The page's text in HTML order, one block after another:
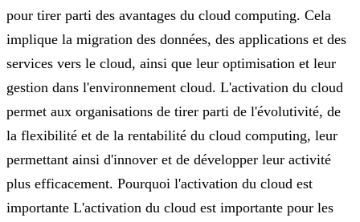
pour tirer parti des avantages du cloud computing. Cela
implique la migration des données, des applications et des
services vers le cloud, ainsi que leur optimisation et leur
gestion dans l'environnement cloud. L'activation du cloud
permet aux organisations de tirer parti de l'évolutivité, de
la flexibilité et de la rentabilité du cloud computing, leur
permettant ainsi d'innover et de développer leur activité
plus efficacement. Pourquoi l'activation du cloud est
importante L'activation du cloud est importante pour les